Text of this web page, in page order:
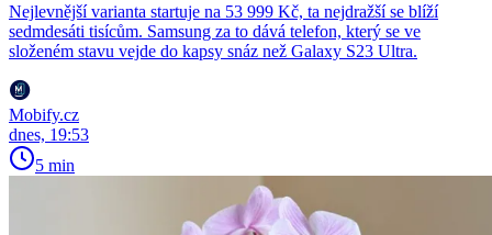
Nejlevnější varianta startuje na 53 999 Kč, ta nejdražší se blíží
sedmdesáti tisícům. Samsung za to dává telefon, který se ve
složeném stavu vejde do kapsy snáz než Galaxy S23 Ultra.
Mobify.cz
dnes, 19:53
5 min